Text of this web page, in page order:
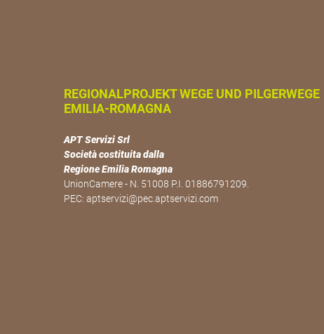
REGIONALPROJEKT WEGE UND PILGERWEGE
EMILIA-ROMAGNA
APT Servizi Srl
Società costituita dalla
Regione Emilia Romagna
UnionCamere - N. 51008 P.I. 01886791209.
PEC: aptservizi@pec.aptservizi.com